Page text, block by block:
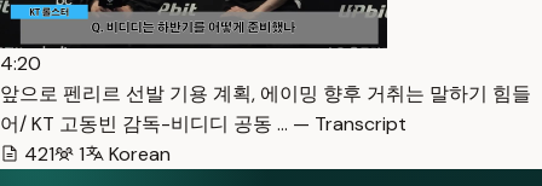
4:20
앞으로 펜리르 선발 기용 계획, 에이밍 향후 거취는 말하기 힘들
어/ KT 고동빈 감독-비디디 공동 … — Transcript
421
1 Korean